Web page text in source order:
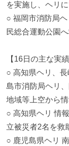
を実施し、ヘリ
○ 福岡市消防局
民総合運動公園
【16日の主な実績
○ 高知県ヘリ、
島市消防局ヘリ
地域等上空から
○ 高知県ヘリ 情
立被災者2名を救
○ 鹿児島県ヘリ